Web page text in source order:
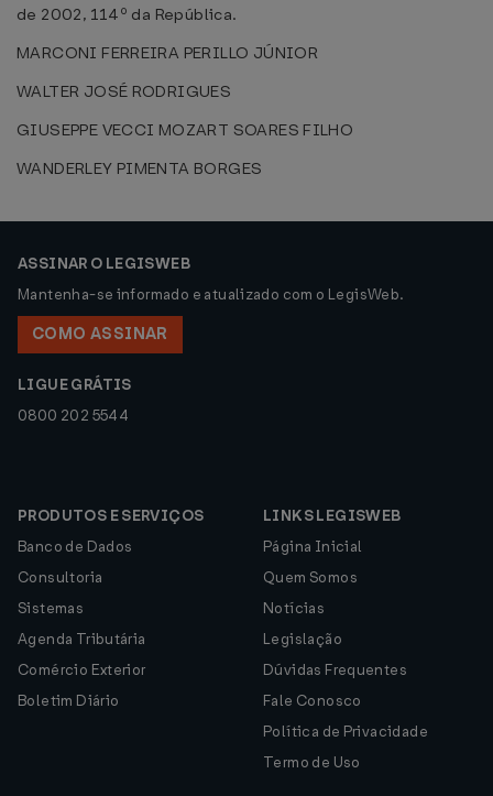
de 2002, 114º da República.
MARCONI FERREIRA PERILLO JÚNIOR
WALTER JOSÉ RODRIGUES
GIUSEPPE VECCI MOZART SOARES FILHO
WANDERLEY PIMENTA BORGES
ASSINAR O LEGISWEB
Mantenha-se informado e atualizado com o LegisWeb.
COMO ASSINAR
LIGUE GRÁTIS
0800 202 5544
PRODUTOS E SERVIÇOS
Banco de Dados
Consultoria
Sistemas
Agenda Tributária
Comércio Exterior
Boletim Diário
LINKS LEGISWEB
Página Inicial
Quem Somos
Notícias
Legislação
Dúvidas Frequentes
Fale Conosco
Política de Privacidade
Termo de Uso